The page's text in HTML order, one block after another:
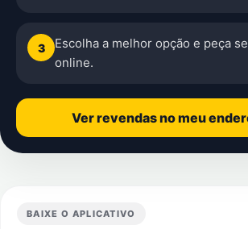
3
Escolha a melhor opção e peça
online.
Ver revendas no meu
BAIXE O APLICATIVO